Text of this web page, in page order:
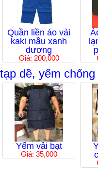
Quần liền áo vải
kaki mầu xanh
dương
Giá: 200,000
tạp dề, yếm
Yếm vải bạt
Giá: 35,000